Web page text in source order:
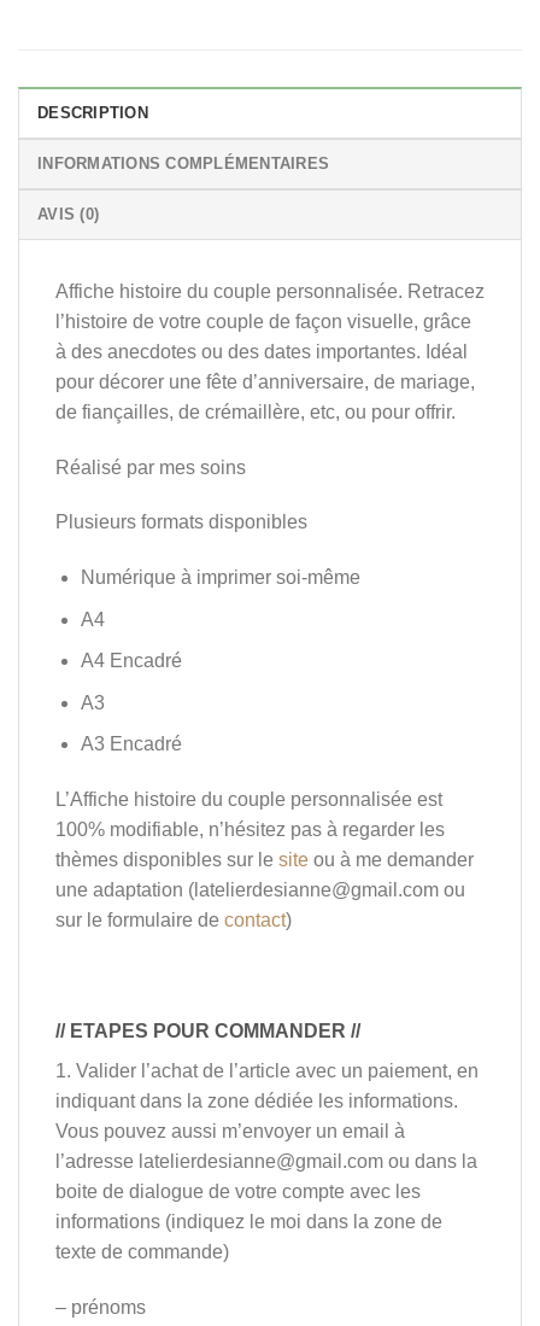
DESCRIPTION
INFORMATIONS COMPLÉMENTAIRES
AVIS (0)
Affiche histoire du couple personnalisée. Retracez
l’histoire de votre couple de façon visuelle, grâce
à des anecdotes ou des dates importantes. Idéal
pour décorer une fête d’anniversaire, de mariage,
de fiançailles, de crémaillère, etc, ou pour offrir.
Réalisé par mes soins
Plusieurs formats disponibles
Numérique à imprimer soi-même
A4
A4 Encadré
A3
A3 Encadré
L’Affiche histoire du couple personnalisée est
100% modifiable, n’hésitez pas à regarder les
thèmes disponibles sur le site ou à me demander
une adaptation (latelierdesianne@gmail.com ou
sur le formulaire de contact)
// ETAPES POUR COMMANDER //
1. Valider l’achat de l’article avec un paiement, en
indiquant dans la zone dédiée les informations.
Vous pouvez aussi m’envoyer un email à
l’adresse latelierdesianne@gmail.com ou dans la
boite de dialogue de votre compte avec les
informations (indiquez le moi dans la zone de
texte de commande)
– prénoms